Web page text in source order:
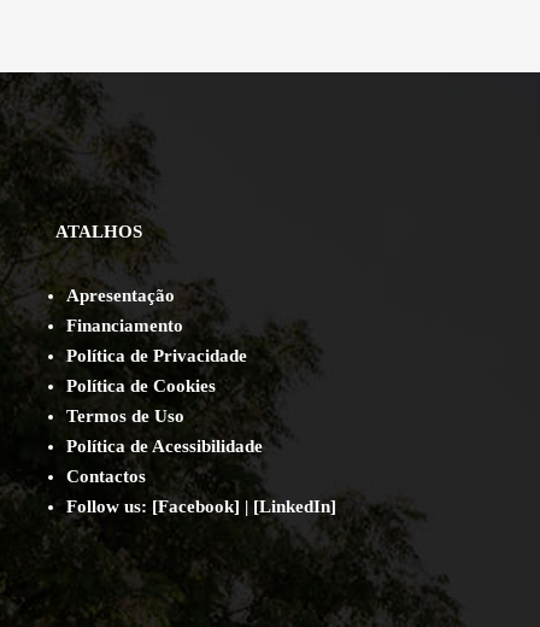
ATALHOS
Apresentação
Financiamento
Política de Privacidade
Política de Cookies
Termos de Uso
Política de Acessibilidade
Contactos
Follow us: [Facebook] | [LinkedIn]